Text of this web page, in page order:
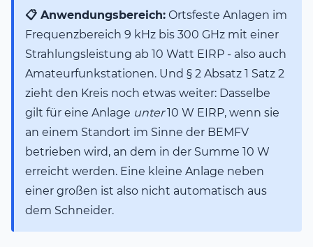
📋 Anwendungsbereich: Ortsfeste Anlagen im
Frequenzbereich 9 kHz bis 300 GHz mit einer
Strahlungsleistung ab 10 Watt EIRP - also auch
Amateurfunkstationen. Und § 2 Absatz 1 Satz 2
zieht den Kreis noch etwas weiter: Dasselbe
gilt für eine Anlage unter10 W EIRP, wenn sie
an einem Standort im Sinne der BEMFV
betrieben wird, an dem in der Summe 10 W
erreicht werden. Eine kleine Anlage neben
einer großen ist also nicht automatisch aus
dem Schneider.